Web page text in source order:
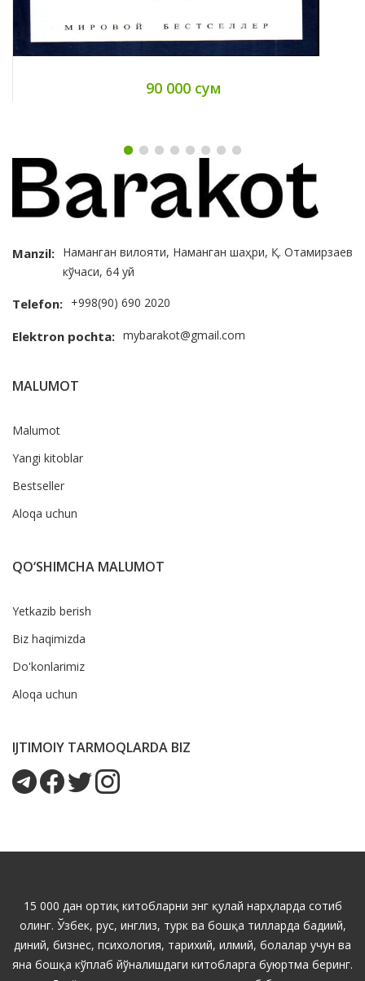
90 000 сум
Manzil: Наманган вилояти, Наманган шаҳри, Қ. Отамирзаев
кўчаси, 64 уй
Telefon: +998(90) 690 2020
Elektron pochta: mybarakot@gmail.com
MALUMOT
Malumot
Yangi kitoblar
Bestseller
Aloqa uchun
QO‘SHIMCHA MALUMOT
Yetkazib berish
Biz haqimizda
Do'konlarimiz
Aloqa uchun
IJTIMOIY TARMOQLARDA BIZ
15 000 дан ортиқ китобларни энг қулай нарҳларда сотиб
олинг. Ўзбек, рус, инглиз, турк ва бошқа тилларда бадиий,
диний, бизнес, психология, тарихий, илмий, болалар учун ва
яна бошқа кўплаб йўналишдаги китобларга буюртма беринг.